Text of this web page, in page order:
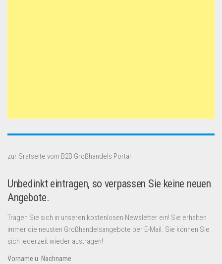
zur Sratseite vom B2B Großhandels Portal
Unbedinkt eintragen, so verpassen Sie keine neuen
Angebote.
Tragen Sie sich in unseren kostenlosen Newsletter ein! Sie erhalten
immer die neusten Großhandelsangebote per E-Mail. Sie können Sie
sich jederzeit wieder austragen!
Vorname u. Nachname